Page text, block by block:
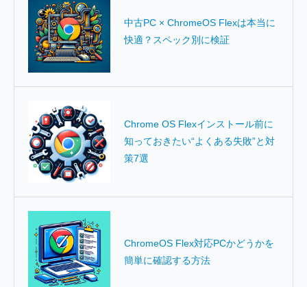
中古PC × ChromeOS Flexは本当に
快適？スペック別に検証
Chrome OS Flexインストール前に
知っておきたい“よくある失敗”と対
策7選
ChromeOS Flex対応PCかどうかを
簡単に確認する方法